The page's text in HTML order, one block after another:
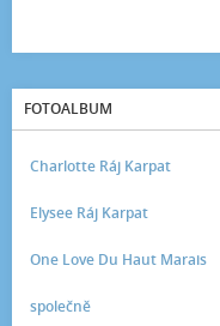
FOTOALBUM
Charlotte Ráj Karpat
Elysee Ráj Karpat
One Love Du Haut Marais
společně